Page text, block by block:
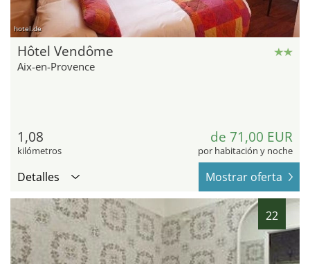
hotel.de
Hôtel Vendôme
Aix-en-Provence
1,08
kilómetros
de 71,00 EUR
por habitación y noche
Detalles Mostrar oferta
22